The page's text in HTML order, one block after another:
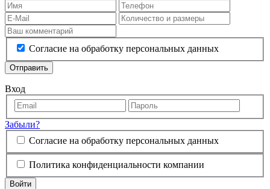
Согласие на обработку персональных данных
Отправить
Вход
Забыли?
Согласие на обработку персональных данных
Политика конфиденциальности компании
Войти